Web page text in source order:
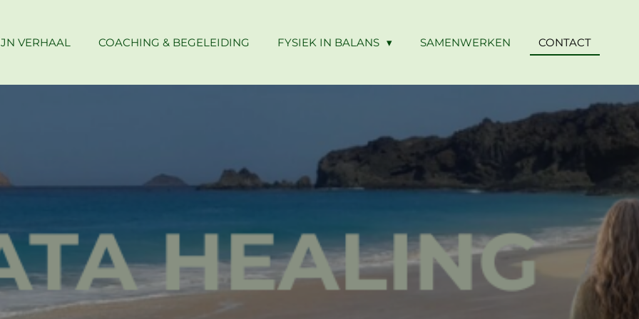
VERHAAL COACHING & BEGELEIDING FYSIEK IN BALANS SAMENWERKEN CONTACT